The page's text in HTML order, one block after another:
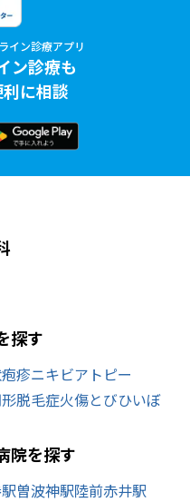
イン診療アプリ
ン診療も
に相談
探す
疹ニキビアトピー
脱毛症火傷とびひいぼ
院を探す
曽波神駅陸前赤井駅